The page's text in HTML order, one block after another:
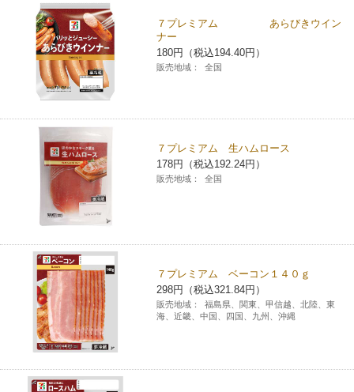
ファクス
チケット
スポーツ振興くじ
行政サービス
保険
学び・教育
ご利用可能なお支払い方法
各種料金のお支払い
レジでApple Accountにチャージ
オンラインフォトサービス
宅配ロッカー（店舗限定）
自転車シェアリング（店舗限定）
モバイルバッテリーシェアリング（店舗限定）
イープラス
CNプレイガイド
セブンネットショッピング
沿革
国内店舗数
セブン‐イレブンの海外事業
データで見るセブン‐イレブン
セブン‐イレブンの「商品力」
セブン-イレブンの横顔
セブン-イレブンの歴史
GREEN CHALLENGE 2050
4VISIONS
サステナビリティレポート
報告書ライブラリー
お問い合わせ
Language
English (Corporate)
English (Services)
中文[繁體字](服務)
简体中文(服务)
한국어(서비스)
ภาษาไทย(บริการ)
７プレミアム あらびきウイン
ナー
180円（税込194.40円）
販売地域： 全国
７プレミアム 生ハムロース
178円（税込192.24円）
販売地域： 全国
７プレミアム ベーコン１４０ｇ
298円（税込321.84円）
販売地域：
福島県、関東、甲信越、北陸、東
海、近畿、中国、四国、九州、沖縄